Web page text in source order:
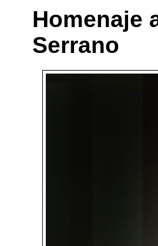
Homenaje
Serrano